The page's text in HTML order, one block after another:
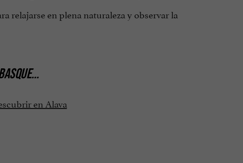
relajarse en plena naturaleza y observar la
...
en Alava